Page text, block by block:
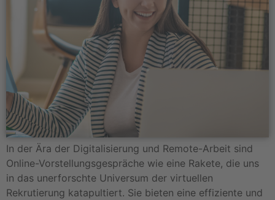
In der Ära der Digitalisierung und Remote-Arbeit sind
Online-Vorstellungsgespräche wie eine Rakete, die uns
in das unerforschte Universum der virtuellen
Rekrutierung katapultiert. Sie bieten eine effiziente und